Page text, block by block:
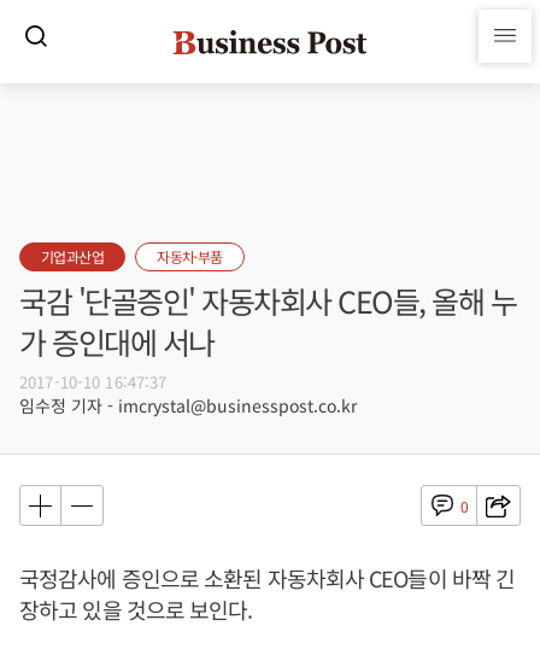
기업과산업 자동차·부품
국감 '단골증인' 자동차회사 CEO들, 올해 누
가 증인대에 서나
2017-10-10 16:47:37
임수정 기자 - imcrystal@businesspost.co.kr
0
국정감사에 증인으로 소환된 자동차회사 CEO들이 바짝 긴
장하고 있을 것으로 보인다.